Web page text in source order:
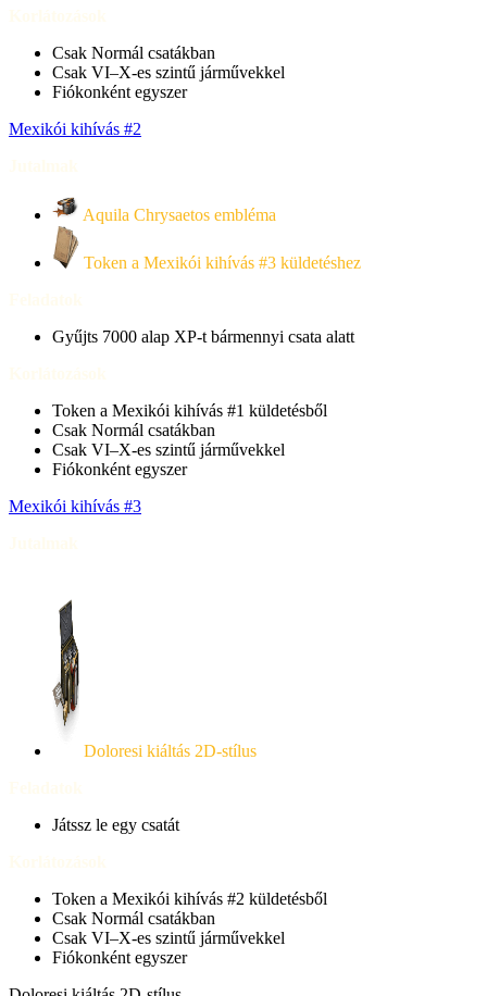
Csak Normál csatákban
Csak VI–X-es szintű járművekkel
Fiókonként egyszer
Mexikói kihívás #2
Aquila Chrysaetos embléma
Token a Mexikói kihívás #3 küldetéshez
Gyűjts 7000 alap XP-t bármennyi csata alatt
Token a Mexikói kihívás #1 küldetésből
Csak Normál csatákban
Csak VI–X-es szintű járművekkel
Fiókonként egyszer
Mexikói kihívás #3
Doloresi kiáltás 2D-stílus
Játssz le egy csatát
Token a Mexikói kihívás #2 küldetésből
Csak Normál csatákban
Csak VI–X-es szintű járművekkel
Fiókonként egyszer